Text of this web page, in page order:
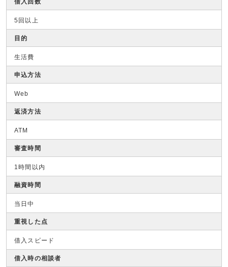
借入回数
5回以上
目的
生活費
申込方法
Web
返済方法
ATM
審査時間
1時間以内
融資時間
当日中
重視した点
借入スピード
借入時の相談者